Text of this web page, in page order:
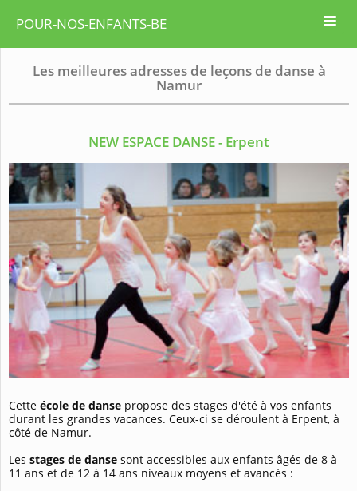
POUR-NOS-ENFANTS-BE
Les meilleures adresses de leçons de danse à
Namur
NEW ESPACE DANSE - Erpent
Cette école de danse propose des stages d'été à vos enfants
durant les grandes vacances. Ceux-ci se déroulent à Erpent, à
côté de Namur.
Les stages de danse sont accessibles aux enfants âgés de 8 à
11 ans et de 12 à 14 ans niveaux moyens et avancés :